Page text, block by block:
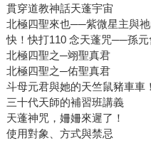
貫穿道教神話天蓬宇宙
北極四聖來也──紫微星主與祂
快！快打110 念天蓬咒──孫
北極四聖之─翊聖真君
北極四聖之─佑聖真君
斗母元君與她的天竺鼠豬車車！
三十代天師的補習班講義
天蓬神咒，姍姍來遲了！
使用對象、方式與禁忌